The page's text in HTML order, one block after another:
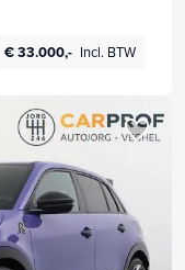
€ 33.000,- Incl. BTW